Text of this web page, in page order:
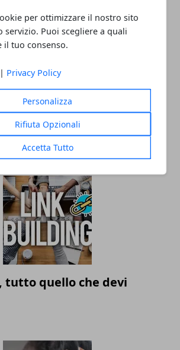
per ottimizzare il nostro sito
servizio. Puoi scegliere a quali
il tuo consenso.
| Privacy Policy
Personalizza
Rifiuta Opzionali
Accetta Tutto
elettroniche: qual è
tutto quello che devi